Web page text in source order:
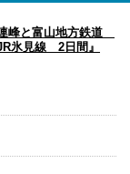
峰と富山地方鉄道
氷見線 2日間』